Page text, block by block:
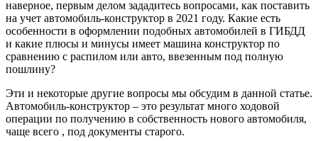
наверное, первым делом зададитесь вопросами, как поставить
на учет автомобиль-конструктор в 2021 году. Какие есть
особенности в оформлении подобных автомобилей в ГИБДД
и какие плюсы и минусы имеет машина конструктор по
сравнению с распилом или авто, ввезенным под полную
пошлину?
Эти и некоторые другие вопросы мы обсудим в данной статье.
Автомобиль-конструктор – это результат много ходовой
операции по получению в собственность нового автомобиля,
чаще всего , под документы старого.